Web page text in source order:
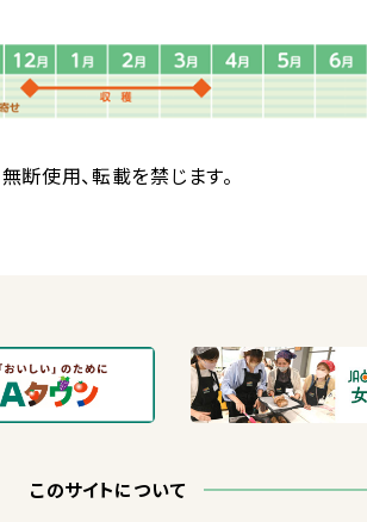
無断使用、転載を禁じます。
このサイトについて